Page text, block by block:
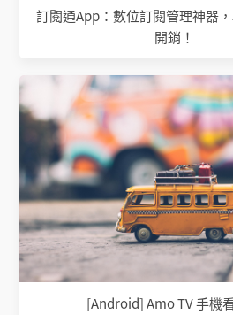
訂閱通App：數位訂閱管理神器
開銷！
[Android] Amo TV 手機